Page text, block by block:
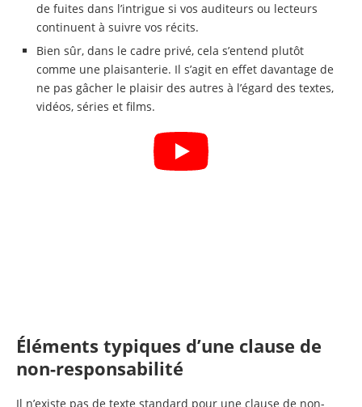
de fuites dans l’intrigue si vos auditeurs ou lecteurs
continuent à suivre vos récits.
Bien sûr, dans le cadre privé, cela s’entend plutôt
comme une plaisanterie. Il s’agit en effet davantage de
ne pas gâcher le plaisir des autres à l’égard des textes,
vidéos, séries et films.
Éléments typiques d’une clause de
non-responsabilité
Il n’existe pas de texte standard pour une clause de non-